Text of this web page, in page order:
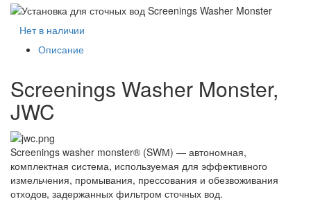
Нет в наличии
Описание
Screenings Washer Monster,
JWC
Screenings washer monster® (SWМ) — автономная,
комплектная система, используемая для эффективного
измельчения, промывания, прессования и обезвоживания
отходов, задержанных фильтром сточных вод.